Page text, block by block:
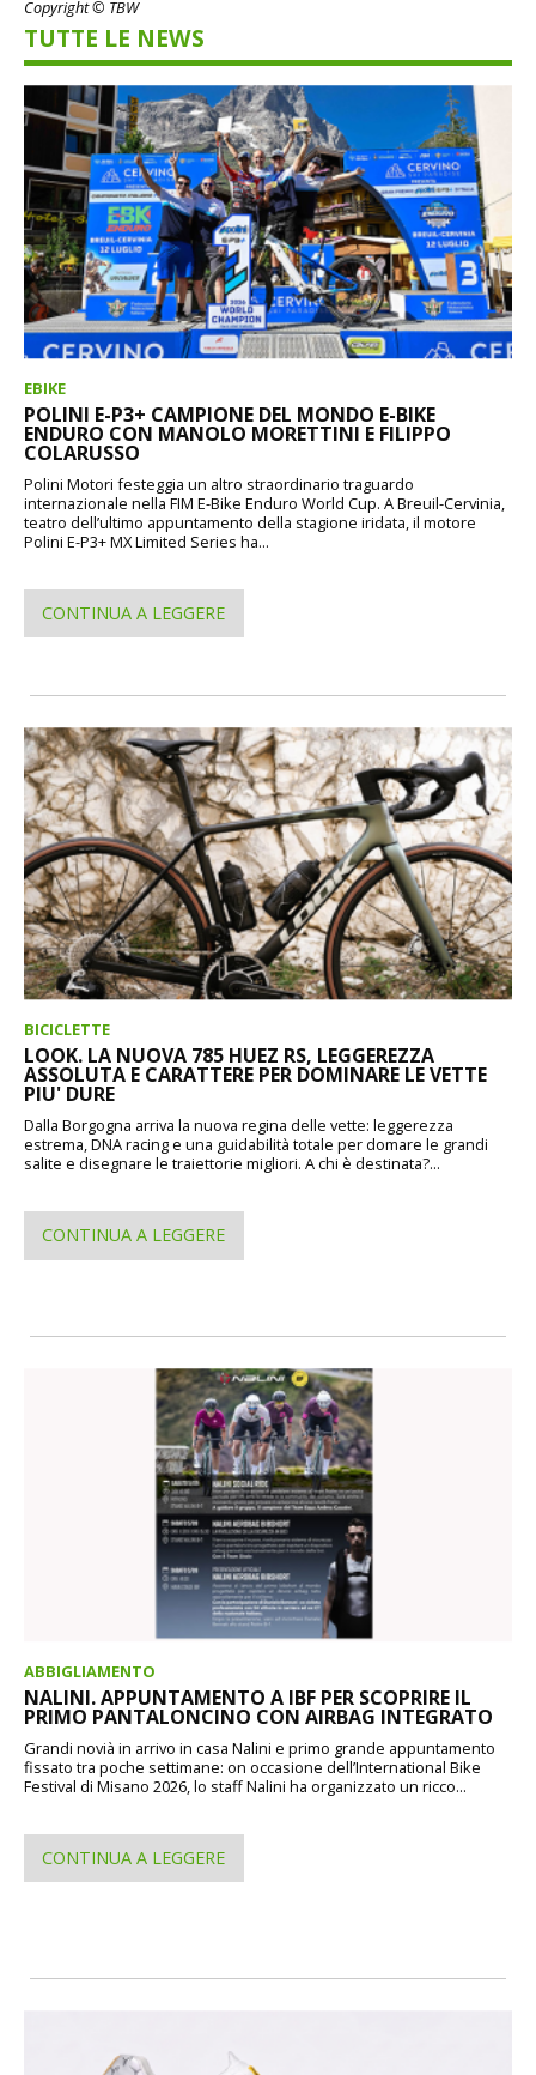
Copyright © TBW
TUTTE LE NEWS
EBIKE
POLINI E-P3+ CAMPIONE DEL MONDO E-BIKE
ENDURO CON MANOLO MORETTINI E FILIPPO
COLARUSSO
Polini Motori festeggia un altro straordinario traguardo
internazionale nella FIM E-Bike Enduro World Cup. A Breuil-Cervinia,
teatro dell’ultimo appuntamento della stagione iridata, il motore
Polini E-P3+ MX Limited Series ha...
CONTINUA A LEGGERE
BICICLETTE
LOOK. LA NUOVA 785 HUEZ RS, LEGGEREZZA
ASSOLUTA E CARATTERE PER DOMINARE LE VETTE
PIU' DURE
Dalla Borgogna arriva la nuova regina delle vette: leggerezza
estrema, DNA racing e una guidabilità totale per domare le grandi
salite e disegnare le traiettorie migliori. A chi è destinata?...
CONTINUA A LEGGERE
ABBIGLIAMENTO
NALINI. APPUNTAMENTO A IBF PER SCOPRIRE IL
PRIMO PANTALONCINO CON AIRBAG INTEGRATO
Grandi novià in arrivo in casa Nalini e primo grande appuntamento
fissato tra poche settimane: on occasione dell’International Bike
Festival di Misano 2026, lo staff Nalini ha organizzato un ricco...
CONTINUA A LEGGERE